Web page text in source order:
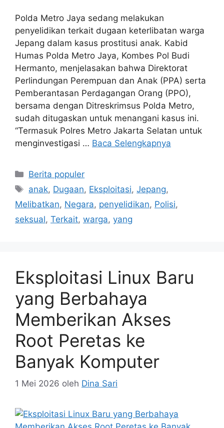
Polda Metro Jaya sedang melakukan
penyelidikan terkait dugaan keterlibatan warga
Jepang dalam kasus prostitusi anak. Kabid
Humas Polda Metro Jaya, Kombes Pol Budi
Hermanto, menjelasakan bahwa Direktorat
Perlindungan Perempuan dan Anak (PPA) serta
Pemberantasan Perdagangan Orang (PPO),
bersama dengan Ditreskrimsus Polda Metro,
sudah ditugaskan untuk menangani kasus ini.
“Termasuk Polres Metro Jakarta Selatan untuk
menginvestigasi … Baca Selengkapnya
Kategori
Berita populer
Tag
anak, Dugaan, Eksploitasi,Jepang,
Melibatkan, Negara, penyelidikan, Polisi,
seksual, Terkait, warga, yang
Eksploitasi Linux Baru
yang Berbahaya
Memberikan Akses
Root Peretas ke
Banyak Komputer
1 Mei 2026 oleh Dina Sari